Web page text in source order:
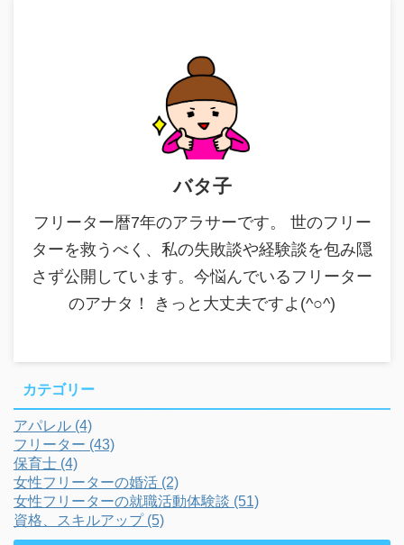
バタ子
フリーター暦7年のアラサーです。 世のフリー
ターを救うべく、私の失敗談や経験談を包み隠
さず公開しています。今悩んでいるフリーター
のアナタ！ きっと大丈夫ですよ(^○^)
カテゴリー
アパレル (4)
フリーター (43)
保育士 (4)
女性フリーターの婚活 (2)
女性フリーターの就職活動体験談 (51)
資格、スキルアップ (5)